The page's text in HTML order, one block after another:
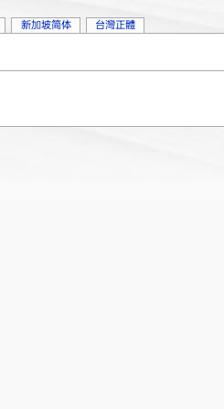
新加坡简体 台灣正體